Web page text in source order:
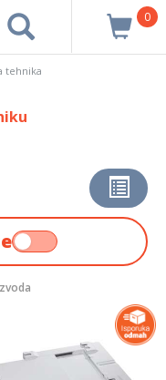
0
tehnika